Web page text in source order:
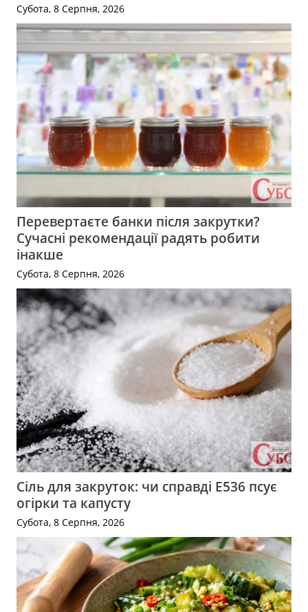
Субота, 8 Серпня, 2026
Перевертаєте банки після закрутки?
Сучасні рекомендації радять робити
інакше
Субота, 8 Серпня, 2026
Сіль для закруток: чи справді Е536 псує
огірки та капусту
Субота, 8 Серпня, 2026